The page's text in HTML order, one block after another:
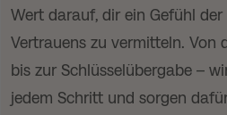
Wert darauf, dir ein Gefühl
Vertrauens zu vermitteln. Von
bis zur Schlüsselübergabe –
jedem Schritt und sorgen